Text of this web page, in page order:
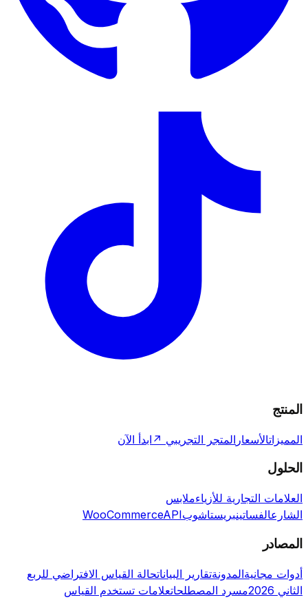
المنتج
المميزاتالأسعار المتجر التجريبي ↗ ابدأ الآن
الحلول
العلامات التجارية للأزياءملابس
الشارعالفساتينبريستاشوب WooCommerceAPI
المصادر
أدوات مجانيةالمدونةتقارير البياناتحالة القياس الافتراضي للربع
الثاني 2026
مسرد المصطلحاتعلامات تستخدم القياس